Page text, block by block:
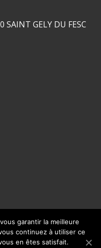
GELY DU FESC
garantir la meilleure
continuez à utiliser ce
en êtes satisfait.